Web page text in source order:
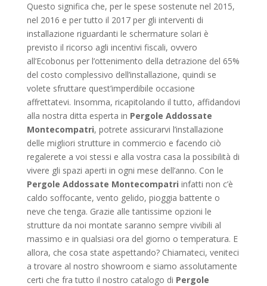
Questo significa che, per le spese sostenute nel 2015,
nel 2016 e per tutto il 2017 per gli interventi di
installazione riguardanti le schermature solari è
previsto il ricorso agli incentivi fiscali, ovvero
all’Ecobonus per l’ottenimento della detrazione del 65%
del costo complessivo dell’installazione, quindi se
volete sfruttare quest’imperdibile occasione
affrettatevi. Insomma, ricapitolando il tutto, affidandovi
alla nostra ditta esperta in Pergole Addossate
Montecompatri, potrete assicurarvi l’installazione
delle migliori strutture in commercio e facendo ciò
regalerete a voi stessi e alla vostra casa la possibilità di
vivere gli spazi aperti in ogni mese dell’anno. Con le
Pergole Addossate Montecompatri infatti non c’è
caldo soffocante, vento gelido, pioggia battente o
neve che tenga. Grazie alle tantissime opzioni le
strutture da noi montate saranno sempre vivibili al
massimo e in qualsiasi ora del giorno o temperatura. E
allora, che cosa state aspettando? Chiamateci, veniteci
a trovare al nostro showroom e siamo assolutamente
certi che fra tutto il nostro catalogo di Pergole